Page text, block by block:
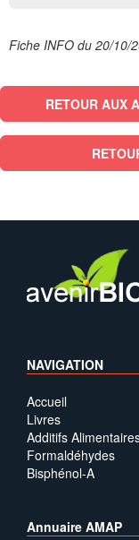
Fiche INFO du 20/10/
RETOUR AUX
NAVIGATION
Accueil
Livres
Additifs
Formaldéhydes
Bisphénol-A
Annuaire AMAP